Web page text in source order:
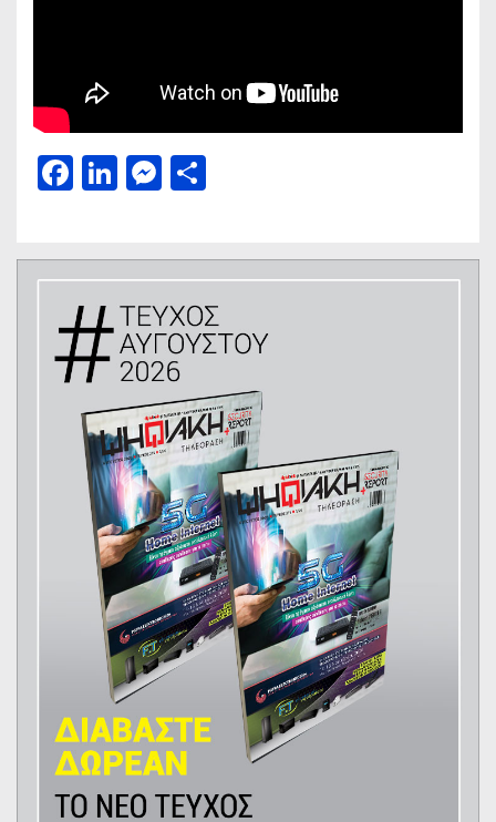
Facebook
LinkedIn
Messenger